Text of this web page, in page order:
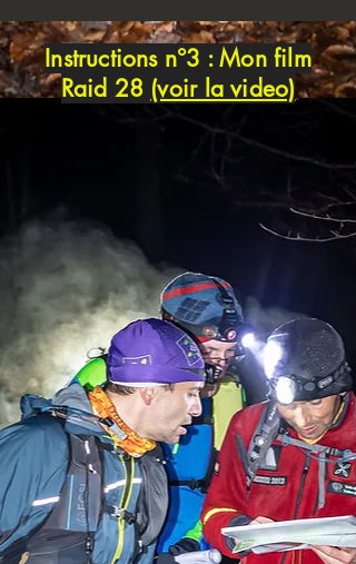
Instructions n°3 : Mon film
Raid 28 (voir la video)